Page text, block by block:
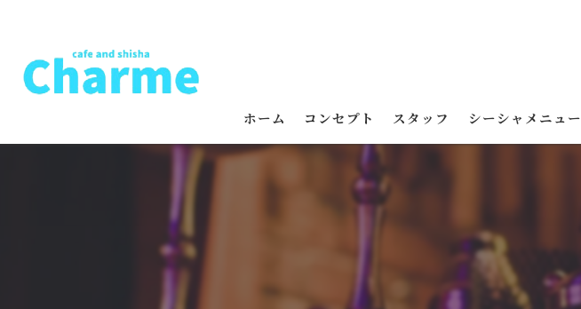
ホーム コンセプト スタッフ シーシャメニュー